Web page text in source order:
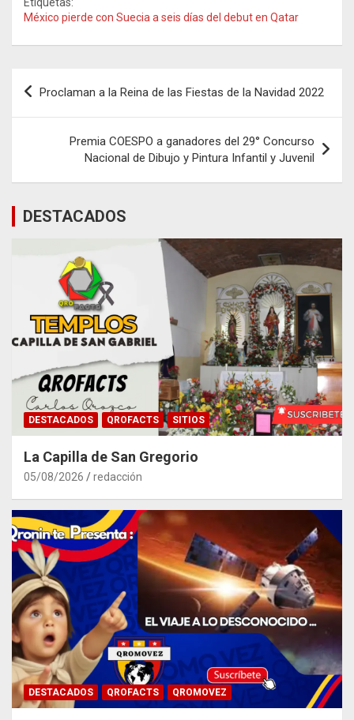
México pierde con Suecia a seis días del debut en Qatar
Navegación
de
Proclaman a la Reina de las Fiestas de la Navidad 2022
Premia COESPO a ganadores del 29° Concurso
Nacional de Dibujo y Pintura Infantil y Juvenil
DESTACADOS
DESTACADOS QROFACTS SITIOS
La Capilla de San Gregorio
05/08/2026 redacción
DESTACADOS QROFACTS QROMOVEZ